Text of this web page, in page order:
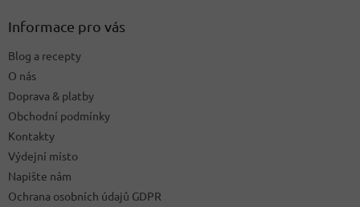
Informace pro vás
Blog a recepty
O nás
Doprava & platby
Obchodní podmínky
Kontakty
Výdejní místo
Napište nám
Ochrana osobních údajů GDPR